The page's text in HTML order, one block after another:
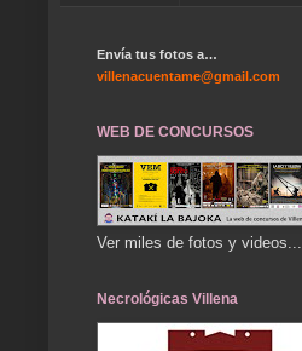
Envía tus fotos a…
villenacuentame@gmail.com
WEB DE CONCURSOS
Ver miles de fotos y videos...
Necrológicas Villena